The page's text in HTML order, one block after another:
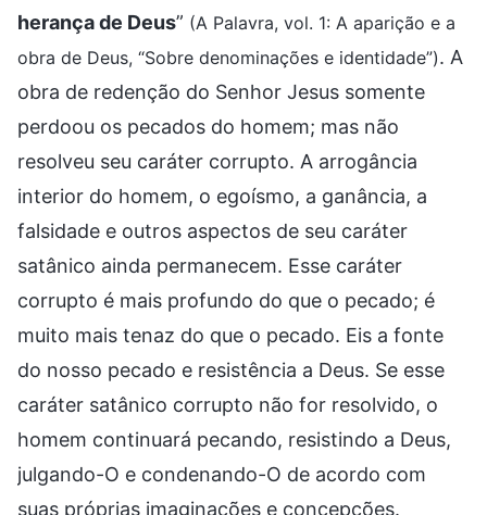
herança de Deus” (A Palavra, vol. 1: A aparição e a
obra de Deus, “Sobre denominações e identidade”). A
obra de redenção do Senhor Jesus somente
perdoou os pecados do homem; mas não
resolveu seu caráter corrupto. A arrogância
interior do homem, o egoísmo, a ganância, a
falsidade e outros aspectos de seu caráter
satânico ainda permanecem. Esse caráter
corrupto é mais profundo do que o pecado; é
muito mais tenaz do que o pecado. Eis a fonte
do nosso pecado e resistência a Deus. Se esse
caráter satânico corrupto não for resolvido, o
homem continuará pecando, resistindo a Deus,
julgando-O e condenando-O de acordo com
suas próprias imaginações e concepções.